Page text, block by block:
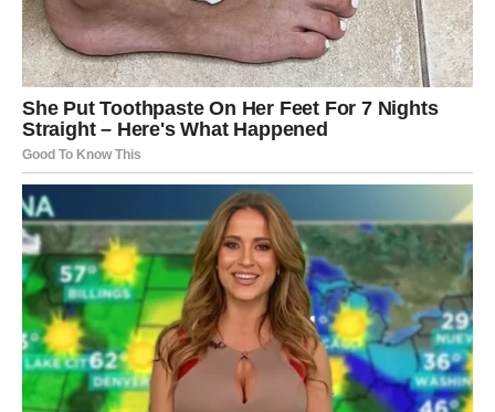
Ljubav vam mijenja život iz korijena
Pred vama su trenuci koje ćete dugo pamtiti.
ŠKORPIJA
Pred vama je veliki finansijski preokret.
Sve ono što je dugo bilo blokirano sada konačno dolazi
na svoje mjesto.
Sudbina vam vraća ono što zaslužujete
Pred vama su veoma snažni i uspješni trenuci.